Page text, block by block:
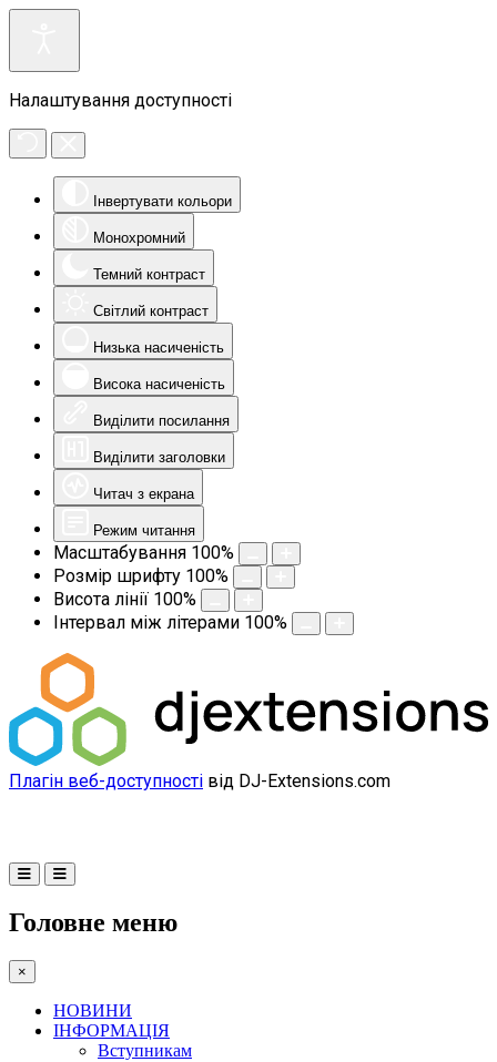
Налаштування доступності
Інвертувати кольори
Монохромний
Темний контраст
Світлий контраст
Низька насиченість
Висока насиченість
Виділити посилання
Виділити заголовки
Читач з екрана
Режим читання
Масштабування 100%
Розмір шрифту 100%
Висота лінії 100%
Інтервал між літерами 100%
Плагін веб-доступності від DJ-Extensions.com
Головне меню
×
НОВИНИ
ІНФОРМАЦІЯ
Вступникам